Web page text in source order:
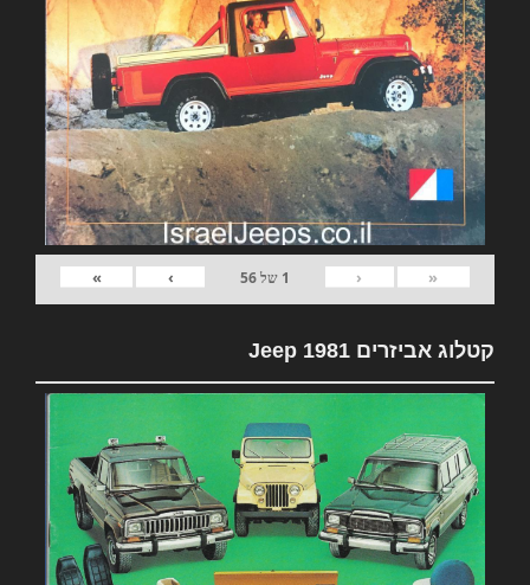
«
‹
1 של56
›
»
קטלוג אביזרים 1981 Jeep